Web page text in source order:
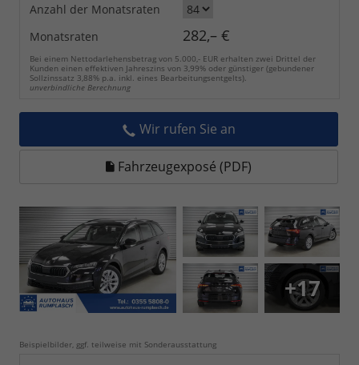
Anzahl der Monatsraten
Monatsraten
282,– €
Bei einem Nettodarlehensbetrag von 5.000,- EUR erhalten zwei Drittel der
Kunden einen effektiven Jahreszins von 3,99% oder günstiger (gebundener
Sollzinssatz 3,88% p.a. inkl. eines Bearbeitungsentgelts).
unverbindliche Berechnung
Wir rufen Sie an
Fahrzeugexposé (PDF)
+17
Beispielbilder, ggf. teilweise mit Sonderausstattung